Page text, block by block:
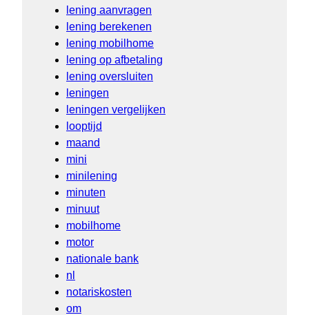
lening aanvragen
lening berekenen
lening mobilhome
lening op afbetaling
lening oversluiten
leningen
leningen vergelijken
looptijd
maand
mini
minilening
minuten
minuut
mobilhome
motor
nationale bank
nl
notariskosten
om